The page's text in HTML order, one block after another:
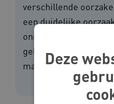
verschillende
een duidelijke
onrust. Met deze tips
gebruik van
maatregelen
Deze